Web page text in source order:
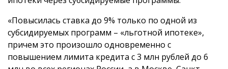
«Повысилась ставка до 9% только по одной из
субсидируемых программ – «льготной ипотеке»,
причем это произошло одновременно с
повышением лимита кредита с 3 млн рублей до 6